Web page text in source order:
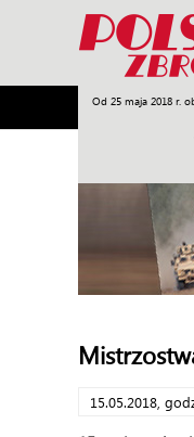
Od 25 maja 2018 r.
Armia
15.05.2018,